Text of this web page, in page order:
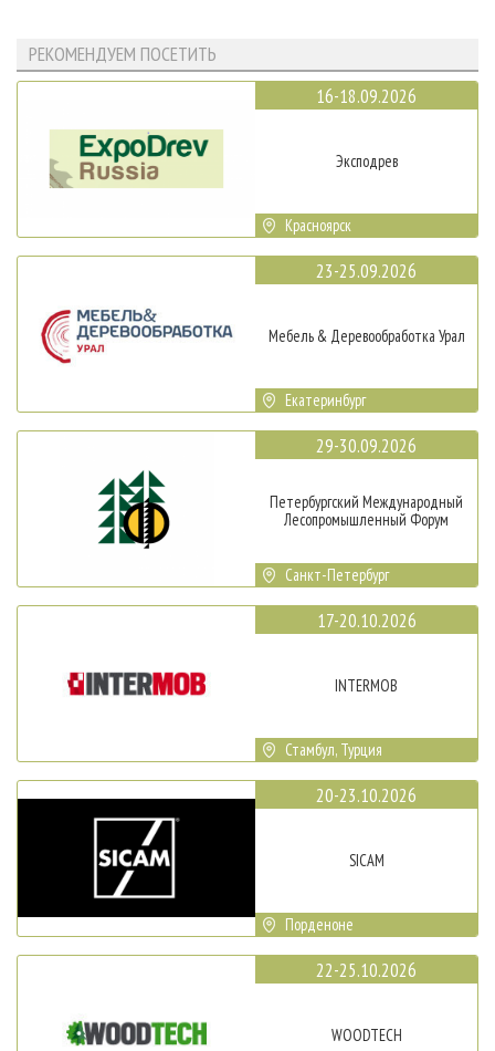
РЕКОМЕНДУЕМ ПОСЕТИТЬ
16-18.09.2026
Эксподрев
Красноярск
23-25.09.2026
Мебель & Деревообработка Урал
Екатеринбург
29-30.09.2026
Петербургский Международный
Лесопромышленный Форум
Санкт-Петербург
17-20.10.2026
INTERMOB
Стамбул, Турция
20-23.10.2026
SICAM
Порденоне
22-25.10.2026
WOODTECH